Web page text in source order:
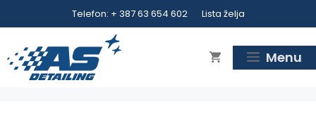
Telefon: + 387 63 654 602 Lista želja
Menu